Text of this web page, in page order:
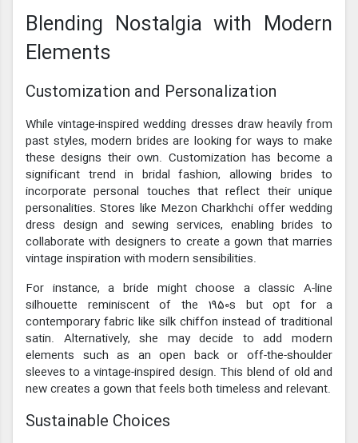
Blending Nostalgia with Modern
Elements
Customization and Personalization
While vintage-inspired wedding dresses draw heavily from
past styles, modern brides are looking for ways to make
these designs their own. Customization has become a
significant trend in bridal fashion, allowing brides to
incorporate personal touches that reflect their unique
personalities. Stores like Mezon Charkhchi offer wedding
dress design and sewing services, enabling brides to
collaborate with designers to create a gown that marries
vintage inspiration with modern sensibilities.
For instance, a bride might choose a classic A-line
silhouette reminiscent of the 1950s but opt for a
contemporary fabric like silk chiffon instead of traditional
satin. Alternatively, she may decide to add modern
elements such as an open back or off-the-shoulder
sleeves to a vintage-inspired design. This blend of old and
new creates a gown that feels both timeless and relevant.
Sustainable Choices